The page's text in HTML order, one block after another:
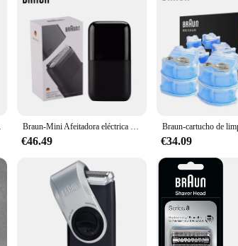
while benefiting from the convenience and value that
carga rápida Braun-Mini Afeitadora eléctrica para hombres, máquina de afeitar en seco y húmedo, serie X M1012
€46.49 €34.09